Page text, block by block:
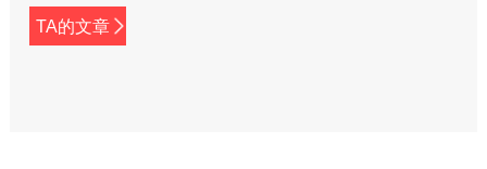
TA的文章